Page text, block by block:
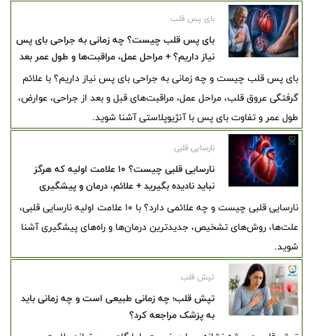
بای پس قلب
بای پس قلب چیست؟ چه زمانی به جراحی بای پس
نیاز داریم؟ + مراحل عمل، مراقبت‌ها و طول عمر بعد
از جراحی
بای پس قلب چیست و چه زمانی به جراحی بای پس نیاز داریم؟ با علائم
گرفتگی عروق قلب، مراحل عمل، مراقبت‌های قبل و بعد از جراحی، عوارض،
طول عمر و تفاوت بای پس با آنژیوپلاستی آشنا شوید.
نارسایی قلبی
نارسایی قلبی چیست؟ ۱۰ علامت اولیه که هرگز
نباید نادیده بگیرید + علائم، درمان و پیشگیری
نارسایی قلبی چیست و چه علائمی دارد؟ با ۱۰ علامت اولیه نارسایی قلبی،
علت‌ها، روش‌های تشخیص، جدیدترین درمان‌ها و راه‌های پیشگیری آشنا
شوید.
تپش قلب
تپش قلب؛ چه زمانی طبیعی است و چه زمانی باید
به پزشک مراجعه کرد؟